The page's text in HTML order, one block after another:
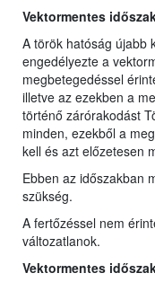
Vektormentes
A török hatóság újabb
engedélyezte a
megbetegedéssel
illetve az ezekben a
történő zárórakodást
minden, ezekből a
kell és azt előzetesen
Ebben az időszakban
szükség.
A fertőzéssel nem
változatlanok.
Vektormentes